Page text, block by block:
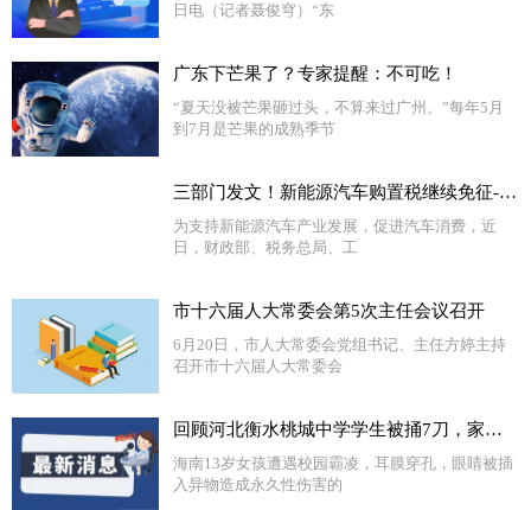
日电（记者聂俊穹）“东
广东下芒果了？专家提醒：不可吃！
“夏天没被芒果砸过头，不算来过广州。”每年5月
到7月是芒果的成熟季节
三部门发文！新能源汽车购置税继续免征-视焦点讯
为支持新能源汽车产业发展，促进汽车消费，近
日，财政部、税务总局、工
市十六届人大常委会第5次主任会议召开
6月20日，市人大常委会党组书记、主任方婷主持
召开市十六届人大常委会
回顾河北衡水桃城中学学生被捅7刀，家属拉横幅控诉：这简直是谋杀-世界快播报
海南13岁女孩遭遇校园霸凌，耳膜穿孔，眼睛被插
入异物造成永久性伤害的